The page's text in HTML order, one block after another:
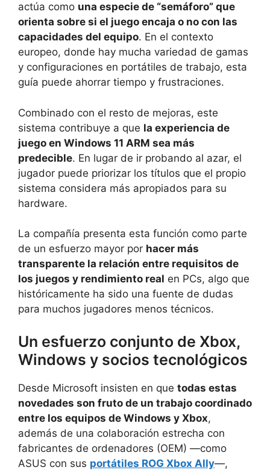
actúa como una especie de “semáforo” que
orienta sobre si el juego encaja o no con las
capacidades del equipo. En el contexto
europeo, donde hay mucha variedad de gamas
y configuraciones en portátiles de trabajo, esta
guía puede ahorrar tiempo y frustraciones.
Combinado con el resto de mejoras, este
sistema contribuye a que la experiencia de
juego en Windows 11 ARM sea más
predecible. En lugar de ir probando al azar, el
jugador puede priorizar los títulos que el propio
sistema considera más apropiados para su
hardware.
La compañía presenta esta función como parte
de un esfuerzo mayor por hacer más
transparente la relación entre requisitos de
los juegos y rendimiento real en PCs, algo que
históricamente ha sido una fuente de dudas
para muchos jugadores menos técnicos.
Un esfuerzo conjunto de Xbox,
Windows y socios tecnológicos
Desde Microsoft insisten en que todas estas
novedades son fruto de un trabajo coordinado
entre los equipos de Windows y Xbox,
además de una colaboración estrecha con
fabricantes de ordenadores (OEM) —como
ASUS con sus portátiles ROG Xbox Ally—,